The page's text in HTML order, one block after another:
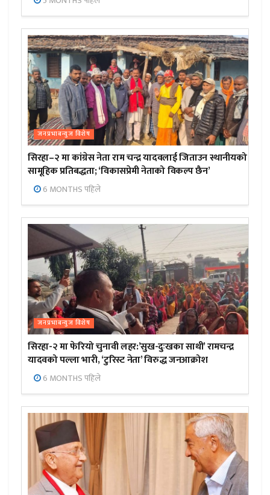
जनप्रभाबन्युज विशेष
सिरहा–२ मा कांग्रेस नेता राम चन्द्र यादवलाई जिताउन स्थानीयको
सामूहिक प्रतिबद्धता; ‘विकासप्रेमी नेताको विकल्प छैन’
6 MONTHS पहिले
जनप्रभाबन्युज विशेष
सिरहा-२ मा फेरियो चुनावी लहर:’सुख-दुःखका साथी’ रामचन्द्र
यादवको पल्ला भारी, ‘टुरिस्ट नेता’ विरुद्ध जनआक्रोश
6 MONTHS पहिले